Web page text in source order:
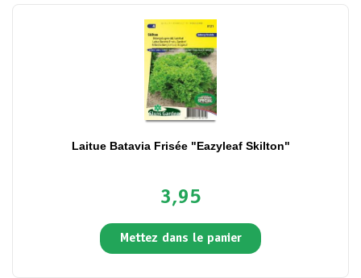
Laitue Batavia Frisée "Eazyleaf Skilton"
3,95
Mettez dans le panier